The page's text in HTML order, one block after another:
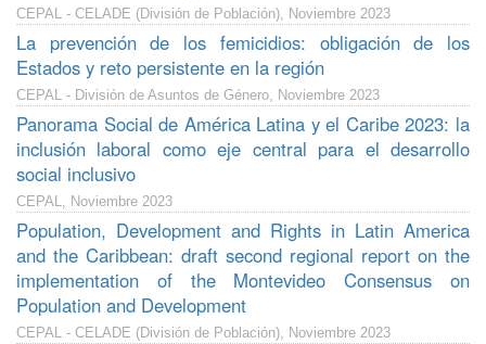
CEPAL - CELADE (División de Población), Noviembre 2023
La prevención de los femicidios: obligación de los
Estados y reto persistente en la región
CEPAL - División de Asuntos de Género, Noviembre 2023
Panorama Social de América Latina y el Caribe 2023: la
inclusión laboral como eje central para el desarrollo
social inclusivo
CEPAL, Noviembre 2023
Population, Development and Rights in Latin America
and the Caribbean: draft second regional report on the
implementation of the Montevideo Consensus on
Population and Development
CEPAL - CELADE (División de Población), Noviembre 2023